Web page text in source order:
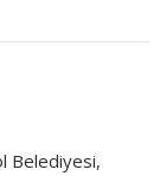
Belediyesi,